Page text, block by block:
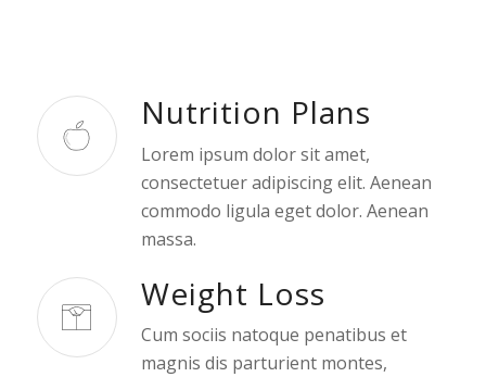
Nutrition Plans
Lorem ipsum dolor sit amet,
consectetuer adipiscing elit. Aenean
commodo ligula eget dolor. Aenean
massa.
Weight Loss
Cum sociis natoque penatibus et
magnis dis parturient montes,